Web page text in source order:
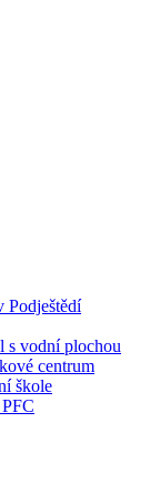
Podještědí
s vodní plochou
centrum
škole